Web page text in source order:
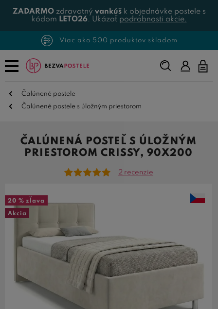
ZADARMOzdravotný vankúšk objednávke postele s
kódom LETO26. Ukázať podrobnosti akcie.
Viac ako 500 produktov skladom
Napíšte,
čo
Čalúnené postele
Čalúnené postele s úložným priestorom
ČALÚNENÁ POSTEĽ S ÚLOŽNÝM
PRIESTOROM CRISSY, 90X200
2 recenzie
20 % zľava
Akcia